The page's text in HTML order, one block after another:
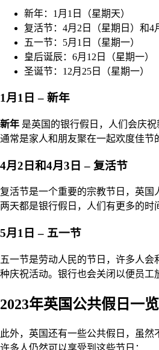
新年：1月1日（星期天）
复活节：4月2日（星期日）和4
五一节：5月1日（星期一）
皇后诞辰：6月12日（星期一）
圣诞节：12月25日（星期一）
1月1日 – 新年
新年 是英国的银行假日，人们会庆
通常是家人和朋友聚在一起欢度佳节
4月2日和4月3日 – 复活节
复活节是一个重要的宗教节日，英国
两天都是银行假日，人们有更多的时
5月1日 – 五一节
五一节是劳动人民的节日，许多人
种庆祝活动。银行也会关闭以便员工
2023年英国公共假日一览
此外，英国还有一些公共假日，虽然
许多人仍然可以享受到这些节日：